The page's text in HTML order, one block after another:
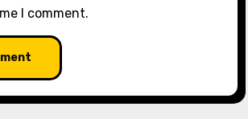
I comment.